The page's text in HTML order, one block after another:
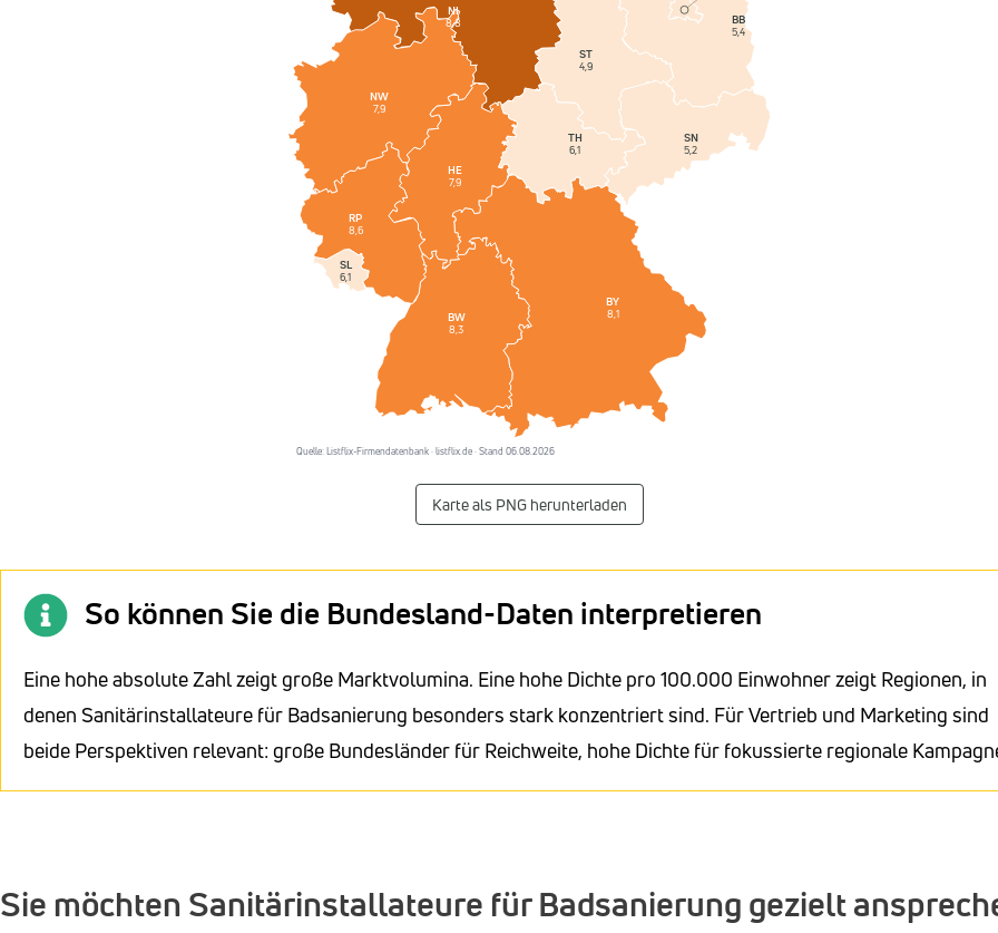
BW
8,3
BY
8,1
BB
5,4
HE
7,9
NI
8,8
NW
7,9
RP
8,6
SL
6,1
ST
4,9
SN
5,2
TH
6,1
Quelle: Listflix-Firmendatenbank · listflix.de · Stand 06.08.2026
Karte als PNG herunterladen
So können Sie die Bundesland-Daten interpretieren
Eine hohe absolute Zahl zeigt große Marktvolumina. Eine hohe Dichte pro 100.000 Einwohner zeigt Regionen, in
denen Sanitärinstallateure für Badsanierung besonders stark konzentriert sind. Für Vertrieb und Marketing sind
beide Perspektiven relevant: große Bundesländer für Reichweite, hohe Dichte für fokussierte regionale
Sie möchten Sanitärinstallateure für Badsanierung gezielt